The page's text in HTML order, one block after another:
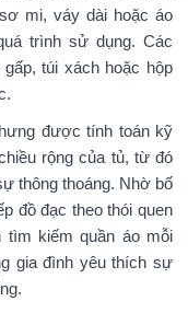
mi, váy dài hoặc áo
trình sử dụng. Các
túi xách hoặc hộp
được tính toán kỹ
rộng của tủ, từ đó
thông thoáng. Nhờ bố
đồ đạc theo thói quen
tìm kiếm quần áo mỗi
gia đình yêu thích sự